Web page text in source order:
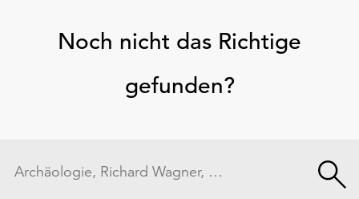
Noch nicht das Richtige
gefunden?